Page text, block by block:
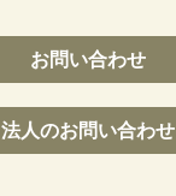
お問い合わせ
法人のお問い合わせ